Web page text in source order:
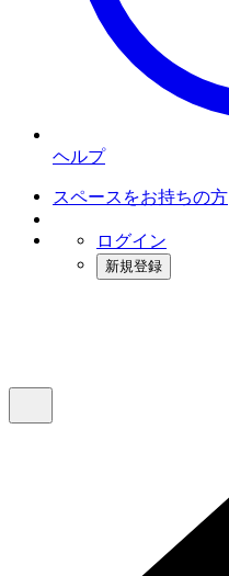
ヘルプ
スペースをお持ちの方
ログイン
新規登録